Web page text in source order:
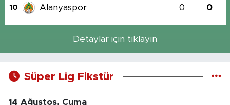
10 Alanyaspor 0 0
Detaylar için tıklayın
Süper Lig Fikstür
14 Ağustos, Cuma